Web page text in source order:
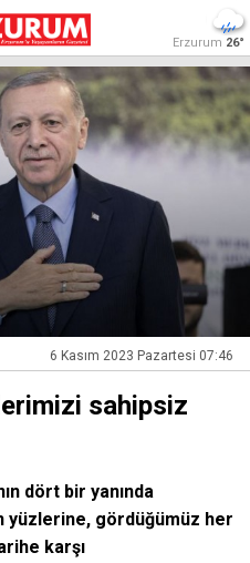
Erzurum 26°
6 Kasım 2023 Pazartesi 07:46
sahipsiz
dört bir yanında
yüzlerine, gördüğümüz her
karşı